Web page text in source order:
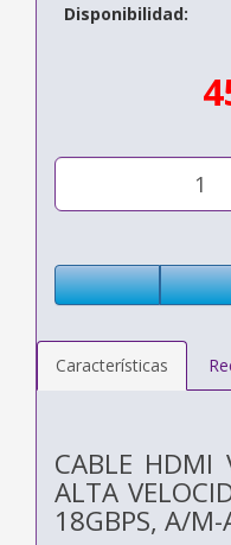
Disponibilidad:
Características
CABLE HDMI
ALTA
18GBPS, A/